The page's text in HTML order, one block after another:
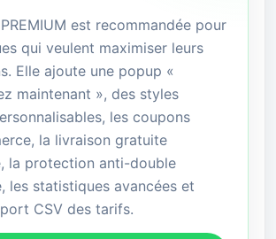
est recommandée pour
qui veulent maximiser leurs
Elle ajoute une popup «
maintenant », des styles
les coupons
la livraison gratuite
la protection anti-double
les statistiques avancées et
CSV des tarifs.